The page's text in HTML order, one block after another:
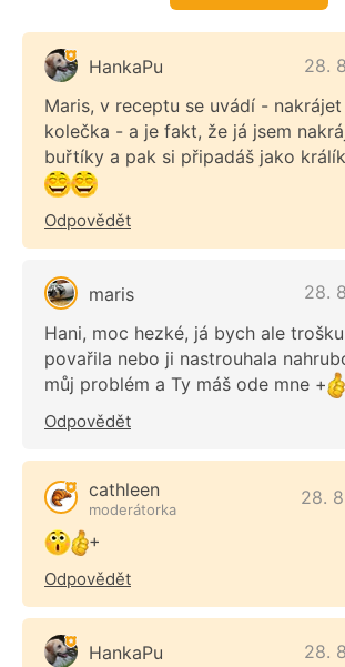
HankaPu
28.
Maris, v receptu se uvádí -
kolečka - a je fakt, že já jsem
buřtíky a pak si připadáš jako
Odpovědět
maris
28.
Hani, moc hezké, já bych ale
povařila nebo ji nastrouhala
můj problém a Ty máš ode mne +
Odpovědět
cathleen
moderátorka
28.
+
Odpovědět
HankaPu 28.